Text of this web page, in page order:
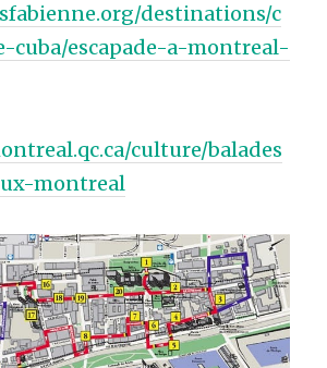
destinations/c
cuba/escapade-a-montreal-
culture/balades
montreal